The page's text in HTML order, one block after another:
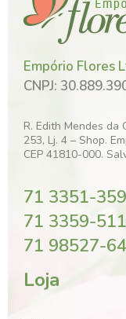
Empório Flores
CNPJ:
R. Edith Mendes da
253, Lj. 4 – Shop.
CEP 41810-000.
71 3351-
71 3359-
71 98527-
Loja